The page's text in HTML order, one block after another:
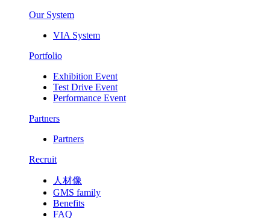
Our System
VIA System
Portfolio
Exhibition Event
Test Drive Event
Performance Event
Partners
Partners
Recruit
人材像
GMS family
Benefits
FAQ